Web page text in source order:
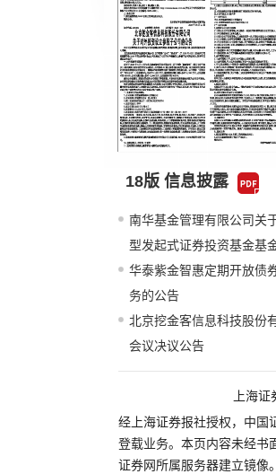
18版 信息披露
南华基金管理有限公司关
型发起式证券投资基金基
华泰紫金智惠定期开放债
务的公告
北京挖金客信息科技股份
会议决议公告
上海
经上海证券报社授权，中国
登载业务。本页内容未经书
证券网所属服务器建立镜像